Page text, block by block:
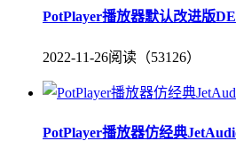
PotPlayer播放器默认改进版
2022-11-26阅读（53126）
PotPlayer播放器仿经典